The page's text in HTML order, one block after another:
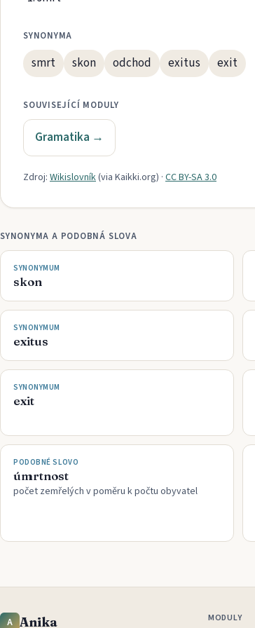
SYNONYMA
smrt skon odchod exitus exit
SOUVISEJÍCÍ MODULY
Gramatika →
Zdroj: Wikislovník(via Kaikki.org) · CC BY-SA 3.0
SYNONYMA A PODOBNÁ SLOVA
SYNONYMUM
skon
SYNONYMUM
exitus
SYNONYMUM
exit
PODOBNÉ SLOVO
úmrtnost
počet zemřelých v poměru k počtu obyvatel
A Anika MODULY